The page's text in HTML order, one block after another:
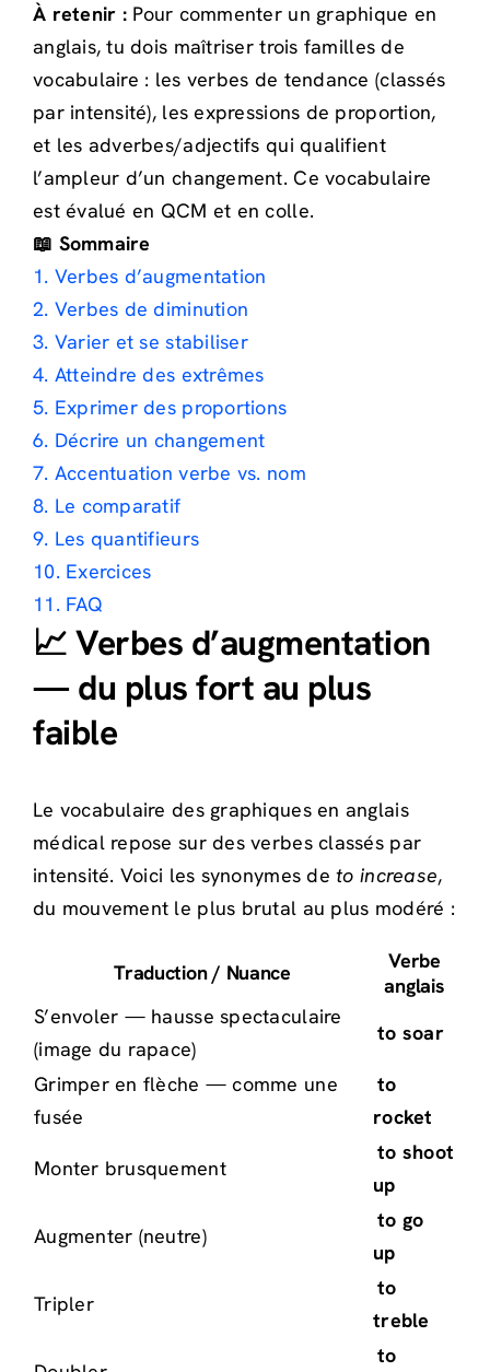
À retenir :Pour commenter un graphique en
anglais, tu dois maîtriser trois familles de
vocabulaire : les verbes de tendance (classés
par intensité), les expressions de proportion,
et les adverbes/adjectifs qui qualifient
l’ampleur d’un changement. Ce vocabulaire
est évalué en QCM et en colle.
📖 Sommaire
1. Verbes d’augmentation
2. Verbes de diminution
3. Varier et se stabiliser
4. Atteindre des extrêmes
5. Exprimer des proportions
6. Décrire un changement
7. Accentuation verbe vs. nom
8. Le comparatif
9. Les quantifieurs
10. Exercices
11. FAQ
📈 Verbes d’augmentation
— du plus fort au plus
faible
Le vocabulaire des graphiques en anglais
médical repose sur des verbes classés par
intensité. Voici les synonymes deto increase,
du mouvement le plus brutal au plus modéré :
Traduction / Nuance
Verbe
anglais
S’envoler — hausse spectaculaire
(image du rapace)
to soar
Grimper en flèche — comme une
fusée
to
rocket
Monter brusquement
to shoot
up
Augmenter (neutre)
to go
up
Tripler
to
treble
to